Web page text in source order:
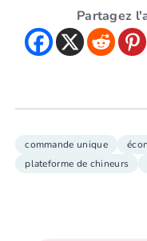
Partagez
commande unique
plateforme de chineurs